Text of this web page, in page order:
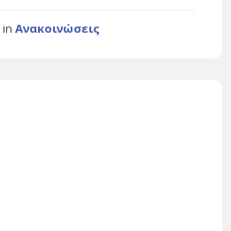
in Ανακοινώσεις